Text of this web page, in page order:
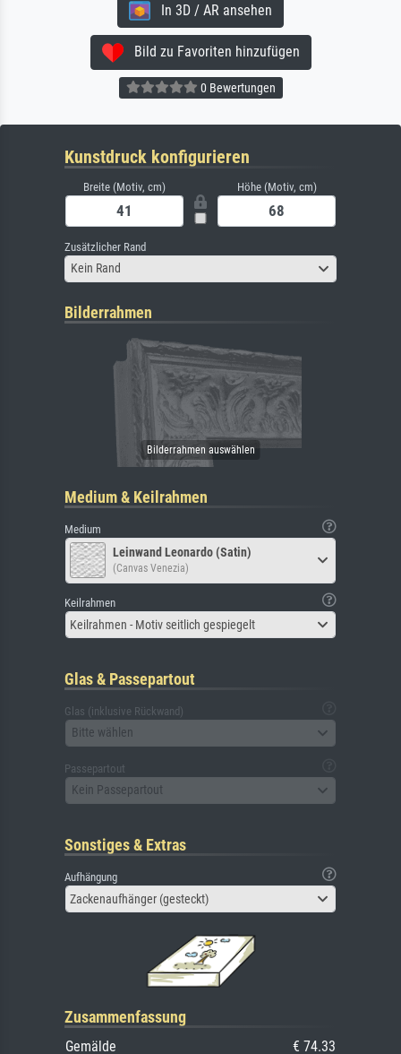
In 3D / AR ansehen
Bild zu Favoriten hinzufügen
0 Bewertungen
Kunstdruck konfigurieren
Breite (Motiv, cm) Höhe (Motiv, cm)
Zusätzlicher Rand
Kein Rand
Bilderrahmen
Medium & Keilrahmen
Medium
Leinwand Leonardo (Satin)
(Canvas Venezia)
Keilrahmen
Keilrahmen - Motiv seitlich gespiegelt
Glas & Passepartout
Glas (inklusive Rückwand)
Bitte wählen
Passepartout
Kein Passepartout
Sonstiges & Extras
Aufhängung
Zackenaufhänger (gesteckt)
Zusammenfassung
Gemälde € 74.33